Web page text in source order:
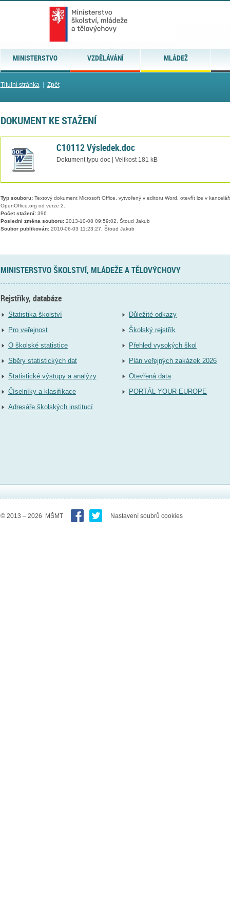
MINISTERSTVO VZDĚLÁVÁNÍ MLÁDEŽ
Titulní stránka| Zpět
DOKUMENT KE STAŽENÍ
C10112 Výsledek.doc
Dokument typu doc | Velikost 181 kB
Typ souboru:Textový dokument Microsoft Office, vytvořený v editoru Word, otevřít lze v
OpenOffice.org od verze 2.
Počet stažení:396
Poslední změna souboru:2013-10-08 09:59:02, Štoud Jakub
Soubor publikován:2010-06-03 11:23:27, Štoud Jakub
MINISTERSTVO ŠKOLSTVÍ, MLÁDEŽE A TĚLOVÝCHOVY
Rejstříky, databáze
Statistika školství
Pro veřejnost
O školské statistice
Sběry statistických dat
Statistické výstupy a analýzy
Číselníky a klasifikace
Adresáře školských institucí
Důležité odkazy
Školský rejstřík
Přehled vysokých škol
Plán veřejných zakázek 2026
Otevřená data
PORTÁL YOUR EUROPE
© 2013 – 2026 MŠMT Nastavení soubrů cookies